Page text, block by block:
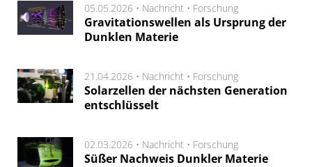
05.05.2026 • Nachricht • Forschung
Gravitationswellen als Ursprung der
Dunklen Materie
21.04.2026 • Nachricht • Forschung
Solarzellen der nächsten Generation
entschlüsselt
02.03.2026 • Nachricht • Forschung
Süßer Nachweis Dunkler Materie